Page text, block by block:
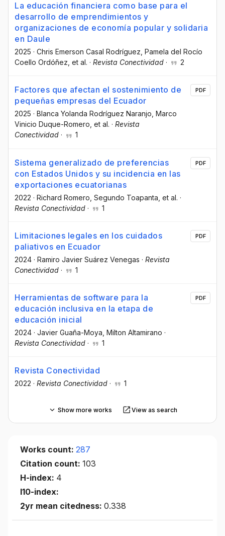
La educación financiera como base para el
desarrollo de emprendimientos y
organizaciones de economía popular y solidaria
en Daule
2025 · Chris Emerson Casal Rodríguez , Pamela del Rocío
Coello Ordóñez , et al. · Revista Conectividad · 2
Factores que afectan el sostenimiento de
pequeñas empresas del Ecuador
2025 · Blanca Yolanda Rodríguez Naranjo, Marco
Vinicio Duque-Romero, et al. · Revista
Conectividad · 1
PDF
Sistema generalizado de preferencias
con Estados Unidos y su incidencia en las
exportaciones ecuatorianas
2022 · Richard Romero , Segundo Toapanta , et al. ·
Revista Conectividad · 1
PDF
Limitaciones legales en los cuidados
paliativos en Ecuador
2024 · Ramiro Javier Suárez Venegas · Revista
Conectividad · 1
PDF
Herramientas de software para la
educación inclusiva en la etapa de
educación inicial
2024 · Javier Guaña-Moya , Milton Altamirano ·
Revista Conectividad · 1
PDF
Revista Conectividad
2022 · Revista Conectividad · 1
Show more works View as search
Works count: 287
Citation count: 103
H-index: 4
I10-index:
2yr mean citedness: 0.338